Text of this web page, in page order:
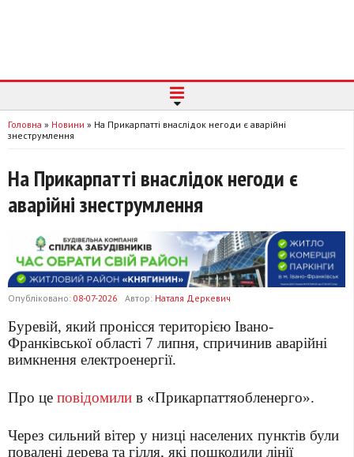
Головна » Новини » На Прикарпатті внаслідок негоди є аварійні
знеструмлення
На Прикарпатті внаслідок негоди є
аварійні знеструмлення
Опубліковано: 08-07-2026 Автор: Наталя Деркевич
Буревій, який пронісся територією Івано-
Франківської області 7 липня, спричинив аварійні
вимкнення електроенергії.
Про це повідомили в «Прикарпаттяобленерго».
Через сильний вітер у низці населених пунктів були
повалені дерева та гілля, які пошкодили лінії